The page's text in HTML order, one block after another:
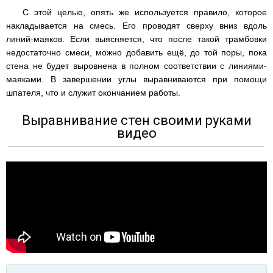
С этой целью, опять же используется правило, которое
накладывается на смесь. Его проводят сверху вниз вдоль
линий-маяков. Если выясняется, что после такой трамбовки
недостаточно смеси, можно добавить ещё, до той поры, пока
стена не будет выровнена в полном соответствии с линиями-
маяками. В завершении углы выравниваются при помощи
шпателя, что и служит окончанием работы.
Выравнивание стен своими руками
видео